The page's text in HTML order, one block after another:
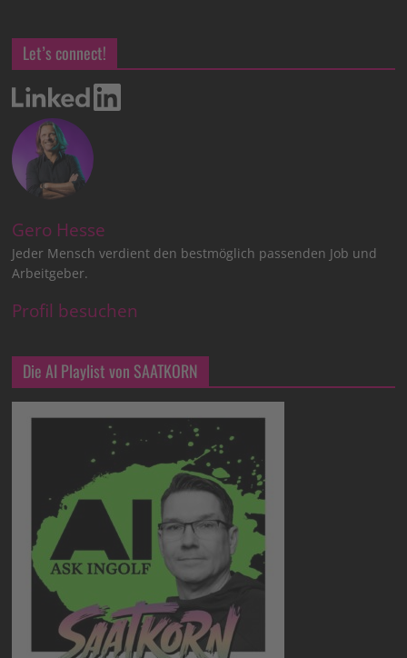
Let’s connect!
Gero Hesse
Jeder Mensch verdient den bestmöglich passenden Job und
Arbeitgeber.
Profil besuchen
Die AI Playlist von SAATKORN